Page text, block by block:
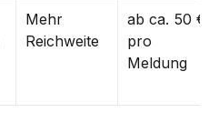
Mehr
Reichweite
ab ca. 50 €
pro
Meldung